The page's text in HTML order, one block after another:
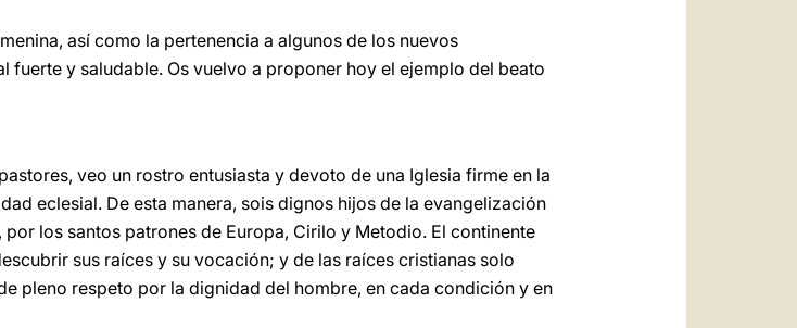
así como la pertenencia a algunos de los nuevos
fuerte y saludable. Os vuelvo a proponer hoy el ejemplo del beato
veo un rostro entusiasta y devoto de una Iglesia firme en la
eclesial. De esta manera, sois dignos hijos de la evangelización
los santos patrones de Europa, Cirilo y Metodio. El continente
sus raíces y su vocación; y de las raíces cristianas solo
pleno respeto por la dignidad del hombre, en cada condición y en